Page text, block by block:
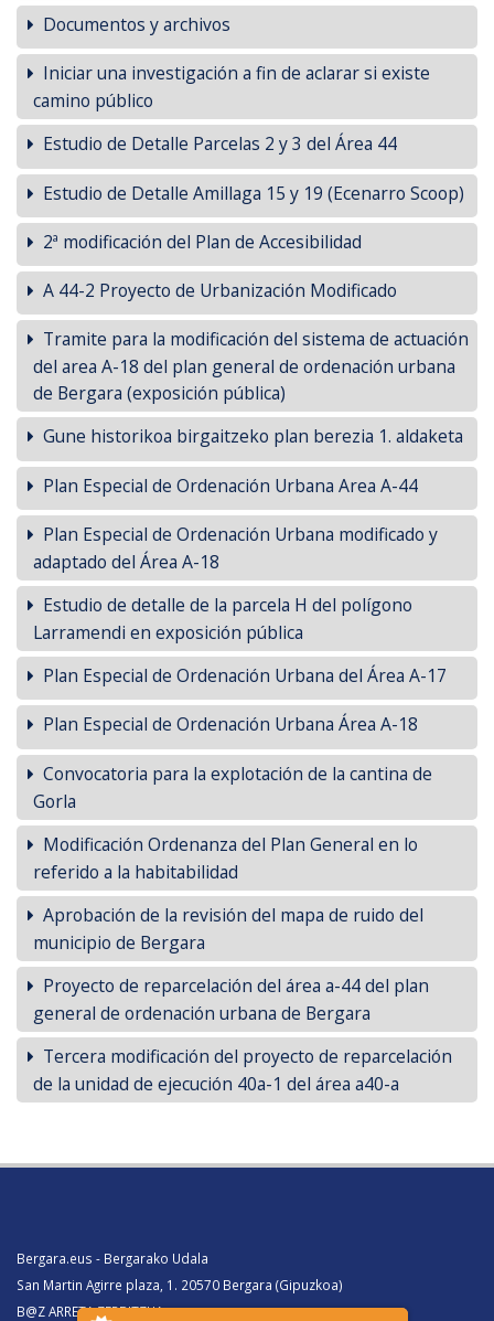
Documentos y archivos
Iniciar una investigación a fin de aclarar si existe
camino público
Estudio de Detalle Parcelas 2 y 3 del Área 44
Estudio de Detalle Amillaga 15 y 19 (Ecenarro Scoop)
2ª modificación del Plan de Accesibilidad
A 44-2 Proyecto de Urbanización Modificado
Tramite para la modificación del sistema de actuación
del area A-18 del plan general de ordenación urbana
de Bergara (exposición pública)
Gune historikoa birgaitzeko plan berezia 1. aldaketa
Plan Especial de Ordenación Urbana Area A-44
Plan Especial de Ordenación Urbana modificado y
adaptado del Área A-18
Estudio de detalle de la parcela H del polígono
Larramendi en exposición pública
Plan Especial de Ordenación Urbana del Área A-17
Plan Especial de Ordenación Urbana Área A-18
Convocatoria para la explotación de la cantina de
Gorla
Modificación Ordenanza del Plan General en lo
referido a la habitabilidad
Aprobación de la revisión del mapa de ruido del
municipio de Bergara
Proyecto de reparcelación del área a-44 del plan
general de ordenación urbana de Bergara
Tercera modificación del proyecto de reparcelación
de la unidad de ejecución 40a-1 del área a40-a
Bergara.eus - Bergarako Udala
San Martin Agirre plaza, 1. 20570 Bergara (Gipuzkoa)
B@Z ARRETA ZERBITZUA: